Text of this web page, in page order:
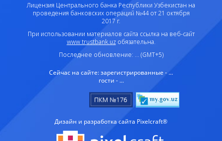
Лицензия Центрального банка Республики Узбекистан на
проведения банковских операций №44 от 21 октября
2017 г.
При использовании материалов сайта ссылка на веб-сайт
www.trustbank.uzобязательна.
Последнее обновление: ... (GMT+5)
Сейчас на сайте:зарегистрированные - ...
гости - ...
Дизайн и разработка сайта Pixelcraft®